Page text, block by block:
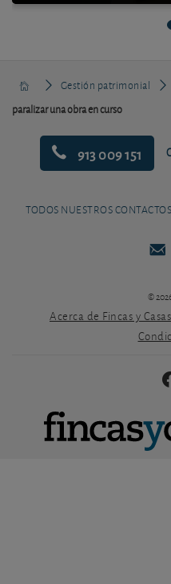
Gestión patrimonial
paralizar una obra en curso
913 009 151
TODOS NUESTROS CONTACTOS
©
Acerca de Fincas y Casas